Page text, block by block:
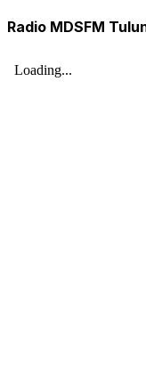
Radio MDSFM